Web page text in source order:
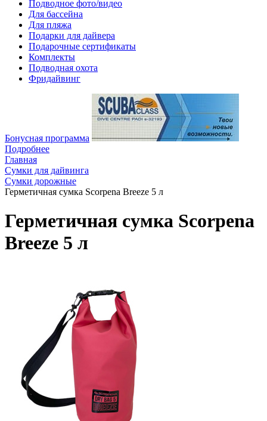
Подводное фото/видео
Для бассейна
Для пляжа
Подарки для дайвера
Подарочные сертификаты
Комплекты
Подводная охота
Фридайвинг
Бонусная программа
Подробнее
Главная
Сумки для дайвинга
Сумки дорожные
Герметичная сумка Scorpena Breeze 5 л
Герметичная сумка Scorpena
Breeze 5 л